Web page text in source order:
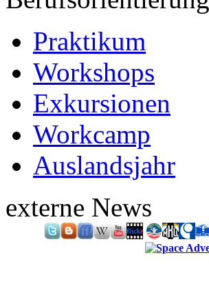
Praktikum
Workshops
Exkursionen
Workcamp
Auslandsjahr
externe News